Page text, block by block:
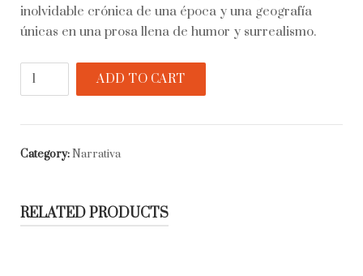
inolvidable crónica de una época y una geografía
únicas en una prosa llena de humor y surrealismo.
la
resurrección
quantity
ADD TO CART
Category:Narrativa
RELATED PRODUCTS